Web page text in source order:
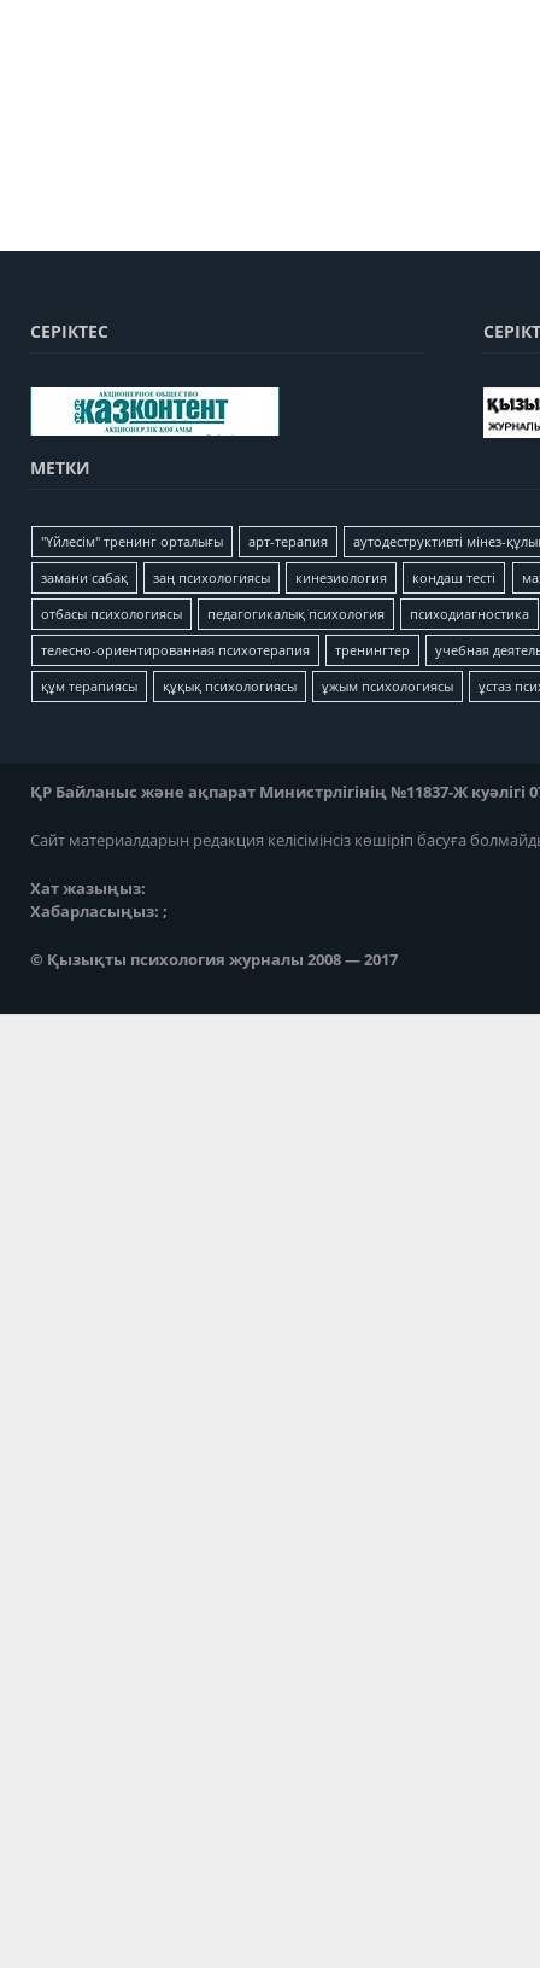
СЕРІКТЕС
МЕТКИ
"Үйлесім" тренинг орталығы арт-терапия аутодеструктивті мінез-
замани сабақ заң психологиясы кинезиология кондаш тесті
отбасы психологиясы педагогикалық психология психодиагностика
телесно-ориентированная психотерапия тренингтер учебная
құм терапиясы құқық психологиясы ұжым психологиясы ұстаз
ҚР Байланыс және ақпарат Министрлігінің №11837-Ж куәлігі
Сайт материалдарын редакция келісімінсіз көшіріп басуға
Хат жазыңыз:
Хабарласыңыз: ;
© Қызықты психология журналы 2008 — 2017